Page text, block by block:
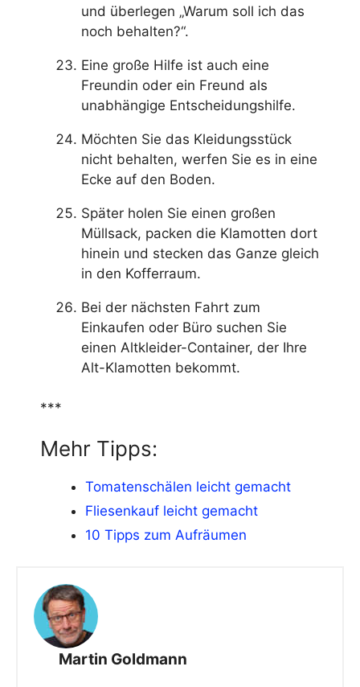
und überlegen „Warum soll ich das
noch behalten?“.
Eine große Hilfe ist auch eine
Freundin oder ein Freund als
unabhängige Entscheidungshilfe.
Möchten Sie das Kleidungsstück
nicht behalten, werfen Sie es in eine
Ecke auf den Boden.
Später holen Sie einen großen
Müllsack, packen die Klamotten dort
hinein und stecken das Ganze gleich
in den Kofferraum.
Bei der nächsten Fahrt zum
Einkaufen oder Büro suchen Sie
einen Altkleider-Container, der Ihre
Alt-Klamotten bekommt.
***
Mehr Tipps:
Tomatenschälen leicht gemacht
Fliesenkauf leicht gemacht
10 Tipps zum Aufräumen
Martin Goldmann